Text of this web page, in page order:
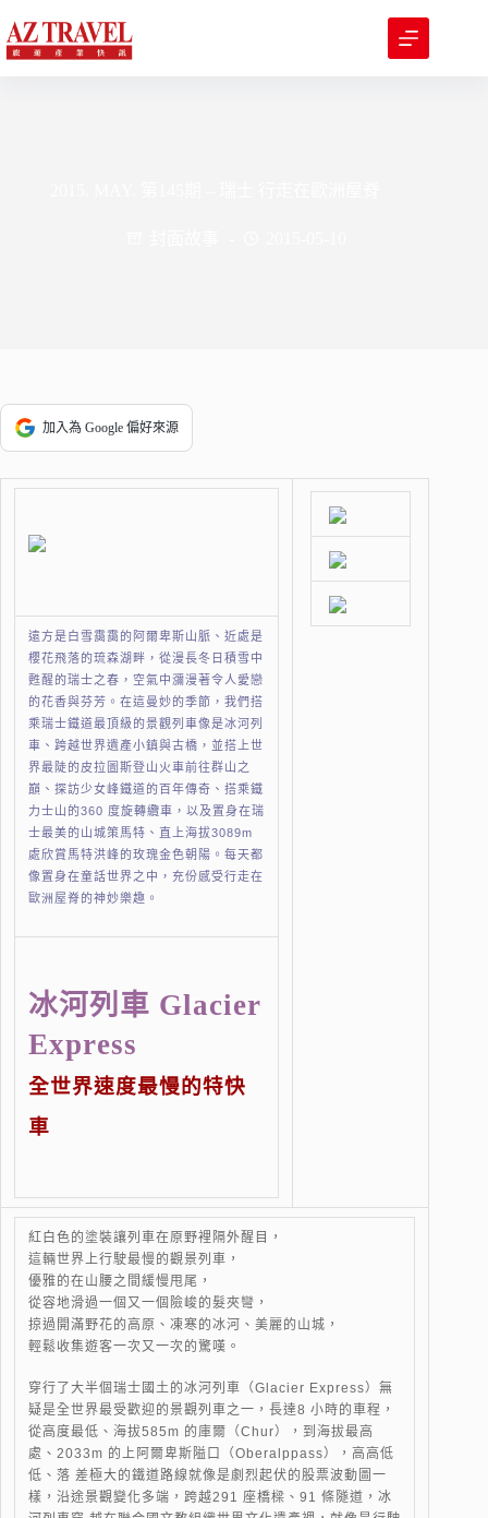
至
主
加入為 Google 偏好來源
遠方是白雪靄靄的阿爾卑斯山脈、近處是
櫻花飛落的琉森湖畔，從漫長冬日積雪中
甦醒的瑞士之春，空氣中瀰漫著令人愛戀
的花香與芬芳。在這曼妙的季節，我們搭
乘瑞士鐵道最頂級的景觀列車像是冰河列
車、跨越世界遺產小鎮與古橋，並搭上世
界最陡的皮拉圖斯登山火車前往群山之
巔、探訪少女峰鐵道的百年傳奇、搭乘鐵
力士山的360 度旋轉纜車，以及置身在瑞
士最美的山城策馬特、直上海拔3089m
處欣賞馬特洪峰的玫瑰金色朝陽。每天都
像置身在童話世界之中，充份感受行走在
歐洲屋脊的神妙樂趣。
冰河列車 Glacier
Express
全世界速度最慢的特快
車
紅白色的塗裝讓列車在原野裡隔外醒目，
這輛世界上行駛最慢的觀景列車，
優雅的在山腰之間緩慢甩尾，
從容地滑過一個又一個險峻的髮夾彎，
掠過開滿野花的高原、凍寒的冰河、美麗的山城，
輕鬆收集遊客一次又一次的驚嘆。
穿行了大半個瑞士國土的冰河列車（Glacier Express）無
疑是全世界最受歡迎的景觀列車之一，長達8 小時的車程，
從高度最低、海拔585m 的庫爾（Chur），到海拔最高
處、2033m 的上阿爾卑斯隘口（Oberalppass），高高低
低、落 差極大的鐵道路線就像是劇烈起伏的股票波動圖一
樣，沿途景觀變化多端，跨越291 座橋樑、91 條隧道，冰